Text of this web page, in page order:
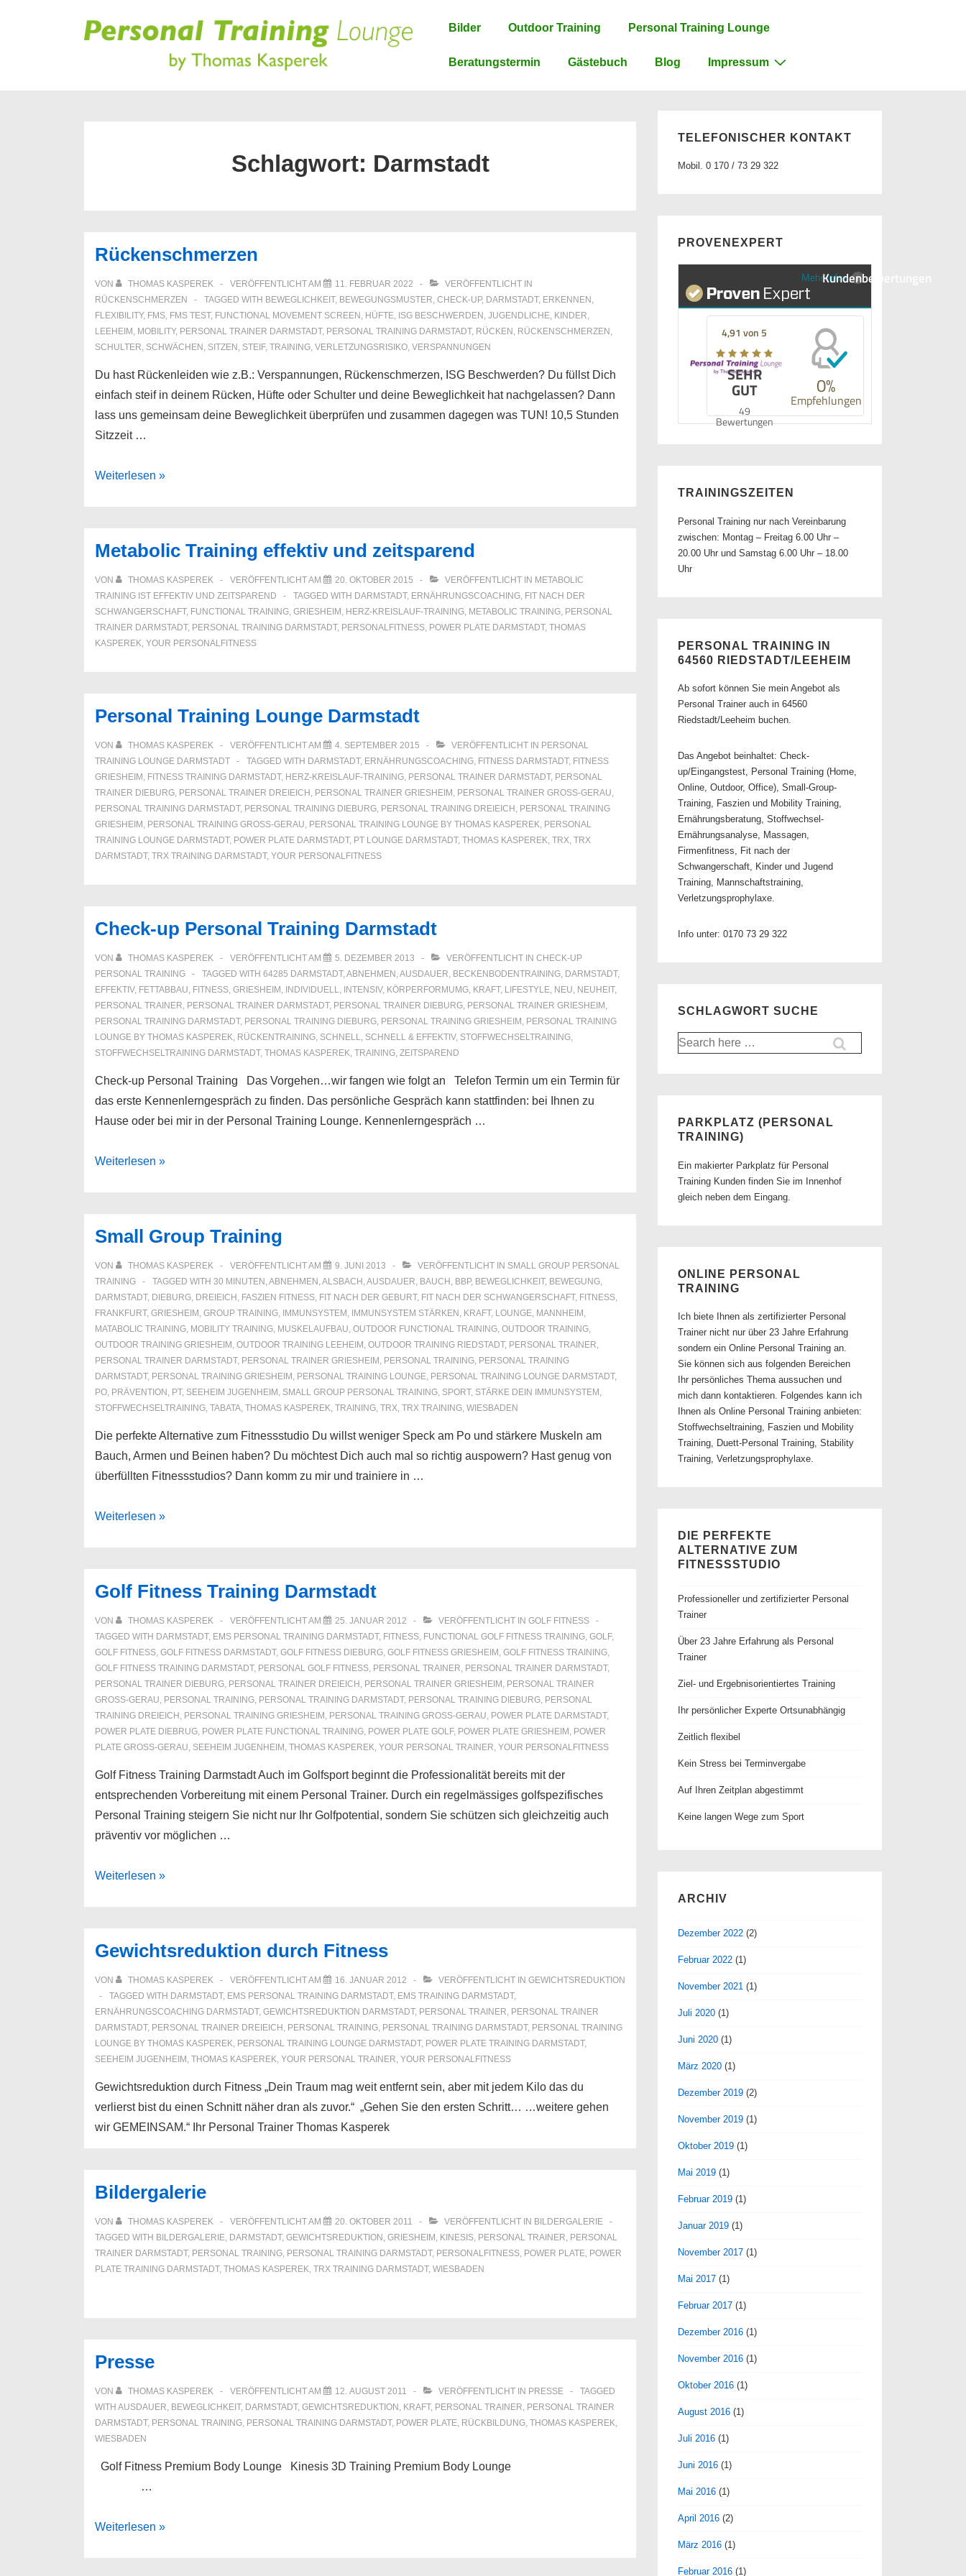
Hauptnavigation
Bilder Outdoor Training Personal Training Lounge
Beratungstermin Gästebuch Blog Impressum
Schlagwort: Darmstadt
Rückenschmerzen
VON THOMAS KASPEREK VERÖFFENTLICHT AM 11. FEBRUAR 2022
VERÖFFENTLICHT IN
RÜCKENSCHMERZEN
TAGGED WITH BEWEGLICHKEIT, BEWEGUNGSMUSTER CHECK-UP, DARMSTADT, ERKENNEN
FLEXIBILITY, FMS FMS TEST, FUNCTIONAL MOVEMENT SCREEN HÜFTE ISG BESCHWERDEN JUGENDLICHE KINDER
LEEHEIM MOBILITY, PERSONAL TRAINER DARMSTADT, PERSONAL TRAINING DARMSTADT, RÜCKEN RÜCKENSCHMERZEN
SCHULTER SCHWÄCHEN SITZEN STEIF, TRAINING VERLETZUNGSRISIKO VERSPANNUNGEN
Du hast Rückenleiden wie z.B.: Verspannungen, Rückenschmerzen, ISG Beschwerden? Du füllst Dich
einfach steif in deinem Rücken, Hüfte oder Schulter und deine Beweglichkeit hat nachgelassen? Dann
lass uns gemeinsam deine Beweglichkeit überprüfen und zusammen dagegen was TUN! 10,5 Stunden
Sitzzeit …
Rückenschmerzen
Weiterlesen »
Metabolic Training effektiv und zeitsparend
VON THOMAS KASPEREK VERÖFFENTLICHT AM 20. OKTOBER 2015 VERÖFFENTLICHT IN METABOLIC
TRAINING IST EFFEKTIV UND ZEITSPAREND
TAGGED WITH DARMSTADT, ERNÄHRUNGSCOACHING FIT NACH DER
SCHWANGERSCHAFT, FUNCTIONAL TRAINING GRIESHEIM HERZ-KREISLAUF-TRAINING METABOLIC TRAINING PERSONAL
TRAINER DARMSTADT, PERSONAL TRAINING DARMSTADT, PERSONALFITNESS POWER PLATE DARMSTADT, THOMAS
KASPEREK YOUR PERSONALFITNESS
Personal Training Lounge Darmstadt
VON THOMAS KASPEREK VERÖFFENTLICHT AM 4. SEPTEMBER 2015 VERÖFFENTLICHT IN PERSONAL
TRAINING LOUNGE DARMSTADT
TAGGED WITH DARMSTADT, ERNÄHRUNGSCOACHING FITNESS DARMSTADT, FITNESS
GRIESHEIM FITNESS TRAINING DARMSTADT, HERZ-KREISLAUF-TRAINING PERSONAL TRAINER DARMSTADT, PERSONAL
TRAINER DIEBURG PERSONAL TRAINER DREIEICH PERSONAL TRAINER GRIESHEIM PERSONAL TRAINER GROSS-GERAU
PERSONAL TRAINING DARMSTADT, PERSONAL TRAINING DIEBURG PERSONAL TRAINING DREIEICH PERSONAL TRAINING
GRIESHEIM PERSONAL TRAINING GROSS-GERAU PERSONAL TRAINING LOUNGE BY THOMAS KASPEREK PERSONAL
TRAINING LOUNGE DARMSTADT, POWER PLATE DARMSTADT, PT LOUNGE DARMSTADT, THOMAS KASPEREK TRX TRX
DARMSTADT, TRX TRAINING DARMSTADT, YOUR PERSONALFITNESS
Check-up Personal Training Darmstadt
VON THOMAS KASPEREK VERÖFFENTLICHT AM 5. DEZEMBER 2013 VERÖFFENTLICHT IN CHECK-UP
PERSONAL TRAINING
TAGGED WITH 64285 DARMSTADT, ABNEHMEN AUSDAUER BECKENBODENTRAINING DARMSTADT,
EFFEKTIV, FETTABBAU FITNESS GRIESHEIM INDIVIDUELL INTENSIV, KÖRPERFORMUMG KRAFT, LIFESTYLE NEU NEUHEIT,
PERSONAL TRAINER PERSONAL TRAINER DARMSTADT, PERSONAL TRAINER DIEBURG PERSONAL TRAINER GRIESHEIM
PERSONAL TRAINING DARMSTADT, PERSONAL TRAINING DIEBURG PERSONAL TRAINING GRIESHEIM PERSONAL TRAINING
LOUNGE BY THOMAS KASPEREK RÜCKENTRAINING SCHNELL SCHNELL & EFFEKTIV, STOFFWECHSELTRAINING
STOFFWECHSELTRAINING DARMSTADT, THOMAS KASPEREK TRAINING ZEITSPAREND
Check-up Personal Training Das Vorgehen…wir fangen wie folgt an Telefon Termin um ein Termin für
das erste Kennenlerngespräch zu finden. Das persönliche Gespräch kann stattfinden: bei Ihnen zu
Hause oder bei mir in der Personal Training Lounge. Kennenlerngespräch …
Check-
Darmstadt
Weiterlesen »
Small Group Training
VON THOMAS KASPEREK VERÖFFENTLICHT AM 9. JUNI 2013 VERÖFFENTLICHT IN SMALL GROUP PERSONAL
TRAINING
TAGGED WITH 30 MINUTEN ABNEHMEN ALSBACH AUSDAUER BAUCH BBP, BEWEGLICHKEIT, BEWEGUNG
DARMSTADT, DIEBURG DREIEICH FASZIEN FITNESS FIT NACH DER GEBURT, FIT NACH DER SCHWANGERSCHAFT, FITNESS
FRANKFURT, GRIESHEIM GROUP TRAINING IMMUNSYSTEM IMMUNSYSTEM STÄRKEN KRAFT, LOUNGE MANNHEIM
MATABOLIC TRAINING MOBILITY TRAINING MUSKELAUFBAU OUTDOOR FUNCTIONAL TRAINING OUTDOOR TRAINING
OUTDOOR TRAINING GRIESHEIM OUTDOOR TRAINING LEEHEIM OUTDOOR TRAINING RIEDSTADT, PERSONAL TRAINER
PERSONAL TRAINER DARMSTADT, PERSONAL TRAINER GRIESHEIM PERSONAL TRAINING PERSONAL TRAINING
DARMSTADT, PERSONAL TRAINING GRIESHEIM PERSONAL TRAINING LOUNGE PERSONAL TRAINING LOUNGE DARMSTADT,
PO PRÄVENTION PT, SEEHEIM JUGENHEIM SMALL GROUP PERSONAL TRAINING SPORT, STÄRKE DEIN IMMUNSYSTEM
STOFFWECHSELTRAINING TABATA THOMAS KASPEREK TRAINING TRX TRX TRAINING WIESBADEN
Die perfekte Alternative zum Fitnessstudio Du willst weniger Speck am Po und stärkere Muskeln am
Bauch, Armen und Beinen haben? Du möchtest Dich auch mal so richtig auspowern? Hast genug von
überfüllten Fitnessstudios? Dann komm zu mir und trainiere in …
Small
Weiterlesen »
Golf Fitness Training Darmstadt
VON THOMAS KASPEREK VERÖFFENTLICHT AM 25. JANUAR 2012 VERÖFFENTLICHT IN GOLF FITNESS
TAGGED WITH DARMSTADT, EMS PERSONAL TRAINING DARMSTADT, FITNESS FUNCTIONAL GOLF FITNESS TRAINING GOLF,
GOLF FITNESS GOLF FITNESS DARMSTADT, GOLF FITNESS DIEBURG GOLF FITNESS GRIESHEIM GOLF FITNESS TRAINING
GOLF FITNESS TRAINING DARMSTADT, PERSONAL GOLF FITNESS PERSONAL TRAINER PERSONAL TRAINER DARMSTADT,
PERSONAL TRAINER DIEBURG PERSONAL TRAINER DREIEICH PERSONAL TRAINER GRIESHEIM PERSONAL TRAINER
GROSS-GERAU
PERSONAL TRAINING PERSONAL TRAINING DARMSTADT, PERSONAL TRAINING DIEBURG PERSONAL
TRAINING DREIEICH PERSONAL TRAINING GRIESHEIM PERSONAL TRAINING GROSS-GERAU POWER PLATE DARMSTADT,
POWER PLATE DIEBRUG POWER PLATE FUNCTIONAL TRAINING POWER PLATE GOLF, POWER PLATE GRIESHEIM POWER
PLATE GROSS-GERAU
SEEHEIM JUGENHEIM THOMAS KASPEREK YOUR PERSONAL TRAINER YOUR PERSONALFITNESS
Golf Fitness Training Darmstadt Auch im Golfsport beginnt die Professionalität bereits mit der
entsprechenden Vorbereitung mit einem Personal Trainer. Durch ein regelmässiges golfspezifisches
Personal Training steigern Sie nicht nur Ihr Golfpotential, sondern Sie schützen sich gleichzeitig auch
präventiv vor möglichen …
Golf
Weiterlesen »
Gewichtsreduktion durch Fitness
VON THOMAS KASPEREK VERÖFFENTLICHT AM 16. JANUAR 2012 VERÖFFENTLICHT IN GEWICHTSREDUKTION
TAGGED WITH DARMSTADT, EMS PERSONAL TRAINING DARMSTADT, EMS TRAINING DARMSTADT,
ERNÄHRUNGSCOACHING DARMSTADT, GEWICHTSREDUKTION DARMSTADT, PERSONAL TRAINER PERSONAL TRAINER
DARMSTADT, PERSONAL TRAINER DREIEICH PERSONAL TRAINING PERSONAL TRAINING DARMSTADT, PERSONAL TRAINING
LOUNGE BY THOMAS KASPEREK PERSONAL TRAINING LOUNGE DARMSTADT, POWER PLATE TRAINING DARMSTADT,
SEEHEIM JUGENHEIM THOMAS KASPEREK YOUR PERSONAL TRAINER YOUR PERSONALFITNESS
Gewichtsreduktion durch Fitness „Dein Traum mag weit entfernt sein, aber mit jedem Kilo das du
verlierst bist du einen Schnitt näher dran als zuvor.“ „Gehen Sie den ersten Schritt… …weitere gehen
wir GEMEINSAM.“ Ihr Personal Trainer Thomas Kasperek
Bildergalerie
VON THOMAS KASPEREK VERÖFFENTLICHT AM 20. OKTOBER 2011 VERÖFFENTLICHT IN BILDERGALERIE
TAGGED WITH BILDERGALERIE DARMSTADT, GEWICHTSREDUKTION GRIESHEIM KINESIS PERSONAL TRAINER PERSONAL
TRAINER DARMSTADT, PERSONAL TRAINING PERSONAL TRAINING DARMSTADT, PERSONALFITNESS POWER PLATE POWER
PLATE TRAINING DARMSTADT, THOMAS KASPEREK TRX TRAINING DARMSTADT, WIESBADEN
Presse
VON THOMAS KASPEREK VERÖFFENTLICHT AM 12. AUGUST 2011 VERÖFFENTLICHT IN PRESSE
TAGGED
WITH AUSDAUER BEWEGLICHKEIT, DARMSTADT, GEWICHTSREDUKTION KRAFT, PERSONAL TRAINER PERSONAL TRAINER
DARMSTADT, PERSONAL TRAINING PERSONAL TRAINING DARMSTADT, POWER PLATE RÜCKBILDUNG THOMAS KASPEREK
WIESBADEN
Golf Fitness Premium Body Lounge Kinesis 3D Training Premium Body Lounge
…
Presse
Weiterlesen »
TELEFONISCHER KONTAKT
Mobil. 0 170 / 73 29 322
PROVENEXPERT
Mehr Infos
Kundenbewertungen
4,91 von 5
SEHR
GUT
49
Bewertungen
0%
Empfehlungen
TRAININGSZEITEN
Personal Training nur nach Vereinbarung
zwischen: Montag – Freitag 6.00 Uhr –
20.00 Uhr und Samstag 6.00 Uhr – 18.00
Uhr
PERSONAL TRAINING IN
64560 RIEDSTADT/LEEHEIM
Ab sofort können Sie mein Angebot als
Personal Trainer auch in 64560
Riedstadt/Leeheim buchen.
Das Angebot beinhaltet: Check-
up/Eingangstest, Personal Training (Home,
Online, Outdoor, Office), Small-Group-
Training, Faszien und Mobility Training,
Ernährungsberatung, Stoffwechsel-
Ernährungsanalyse, Massagen,
Firmenfitness, Fit nach der
Schwangerschaft, Kinder und Jugend
Training, Mannschaftstraining,
Verletzungsprophylaxe.
Info unter: 0170 73 29 322
SCHLAGWORT SUCHE
Suche
nach:
PARKPLATZ (PERSONAL
TRAINING)
Ein makierter Parkplatz für Personal
Training Kunden finden Sie im Innenhof
gleich neben dem Eingang.
ONLINE PERSONAL
TRAINING
Ich biete Ihnen als zertifizierter Personal
Trainer nicht nur über 23 Jahre Erfahrung
sondern ein Online Personal Training an.
Sie können sich aus folgenden Bereichen
Ihr persönliches Thema aussuchen und
mich dann kontaktieren. Folgendes kann ich
Ihnen als Online Personal Training anbieten:
Stoffwechseltraining, Faszien und Mobility
Training, Duett-Personal Training, Stability
Training, Verletzungsprophylaxe.
DIE PERFEKTE
ALTERNATIVE ZUM
FITNESSSTUDIO
Professioneller und zertifizierter Personal
Trainer
Über 23 Jahre Erfahrung als Personal
Trainer
Ziel- und Ergebnisorientiertes Training
Ihr persönlicher Experte Ortsunabhängig
Zeitlich flexibel
Kein Stress bei Terminvergabe
Auf Ihren Zeitplan abgestimmt
Keine langen Wege zum Sport
ARCHIV
Dezember 2022 (2)
Februar 2022 (1)
November 2021 (1)
Juli 2020 (1)
Juni 2020 (1)
März 2020 (1)
Dezember 2019 (2)
November 2019 (1)
Oktober 2019 (1)
Mai 2019 (1)
Februar 2019 (1)
Januar 2019 (1)
November 2017 (1)
Mai 2017 (1)
Februar 2017 (1)
Dezember 2016 (1)
November 2016 (1)
Oktober 2016 (1)
August 2016 (1)
Juli 2016 (1)
Juni 2016 (1)
Mai 2016 (1)
April 2016 (2)
März 2016 (1)
Februar 2016 (1)